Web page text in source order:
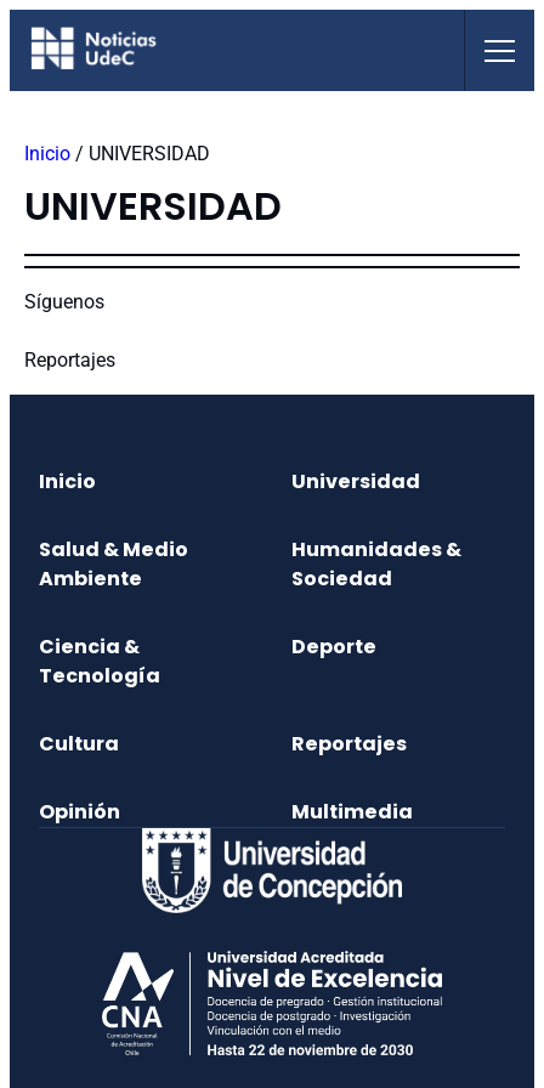
Saltar
Inicio / UNIVERSIDAD
UNIVERSIDAD
Síguenos
Reportajes
Inicio Universidad
Salud & Medio
Ambiente
Humanidades &
Sociedad
Ciencia &
Tecnología
Deporte
Cultura Reportajes
Opinión Multimedia